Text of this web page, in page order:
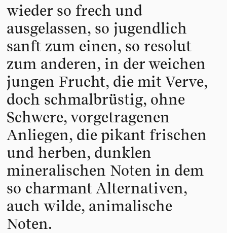
wieder so frech und
ausgelassen, so jugendlich
sanft zum einen, so resolut
zum anderen, in der weichen
jungen Frucht, die mit Verve,
doch schmalbrüstig, ohne
Schwere, vorgetragenen
Anliegen, die pikant frischen
und herben, dunklen
mineralischen Noten in dem
so charmant Alternativen,
auch wilde, animalische
Noten.